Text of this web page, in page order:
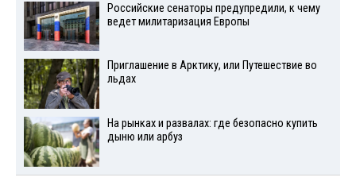
Российские сенаторы предупредили, к чему
ведет милитаризация Европы
Приглашение в Арктику, или Путешествие во
льдах
На рынках и развалах: где безопасно купить
дыню или арбуз